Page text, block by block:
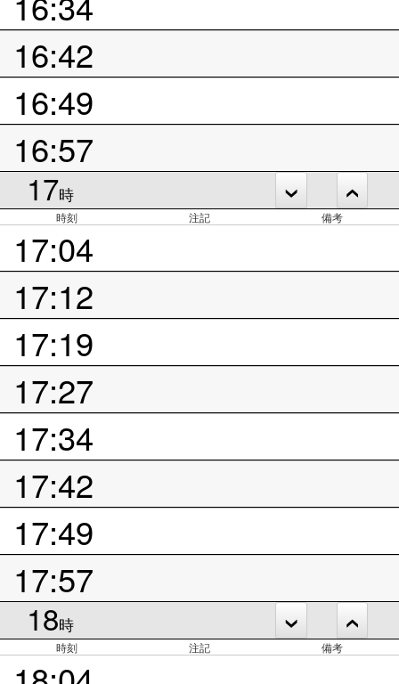
16:42
16:49
16:57
17時
時刻 注記 備考
17:04
17:12
17:19
17:27
17:34
17:42
17:49
17:57
18時
時刻 注記 備考